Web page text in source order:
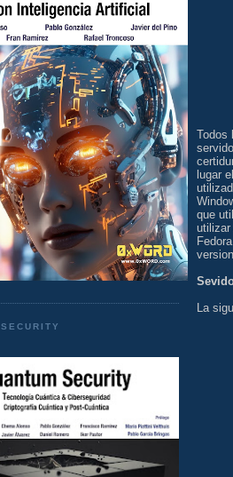
Todos
lugar
que
utilizar
La